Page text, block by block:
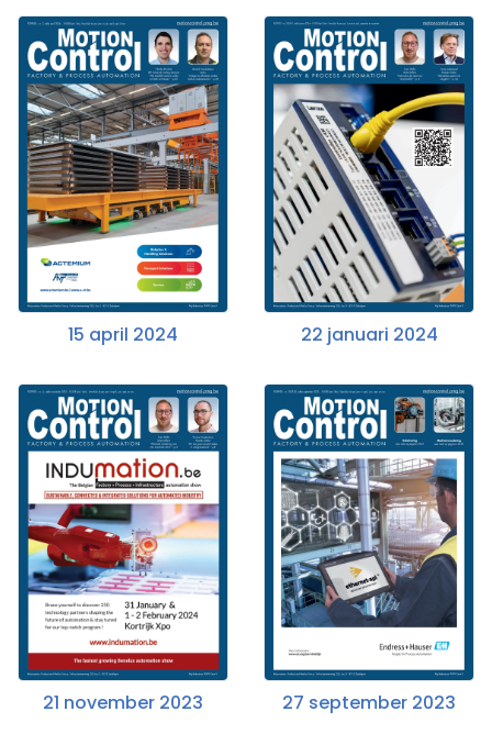
15 april 2024 22 januari 2024
21 november 2023 27 september 2023